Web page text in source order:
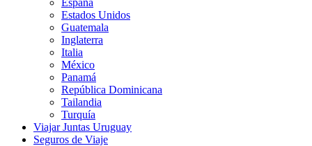
España
Estados Unidos
Guatemala
Inglaterra
Italia
México
Panamá
República Dominicana
Tailandia
Turquía
Viajar Juntas Uruguay
Seguros de Viaje